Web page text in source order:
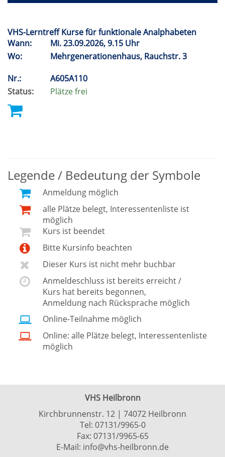
VHS-Lerntreff Kurse für funktionale Analphabeten
Wann:
Mi.23.09.2026, 9.15 Uhr
Wo:
Mehrgenerationenhaus, Rauchstr. 3
Nr.:
A605A110
Status:
Plätze frei
Legende / Bedeutung der Symbole
Anmeldung möglich
alle Plätze belegt, Interessentenliste ist
möglich
Kurs ist beendet
Bitte Kursinfo beachten
Dieser Kurs ist nicht mehr buchbar
Anmeldeschluss ist bereits erreicht /
Kurs hat bereits begonnen,
Anmeldung nach Rücksprache möglich
Online-Teilnahme möglich
Online: alle Plätze belegt, Interessentenliste
möglich
VHS Heilbronn
Kirchbrunnenstr. 12 | 74072 Heilbronn
Tel: 07131/9965-0
Fax: 07131/9965-65
E-Mail: info@vhs-heilbronn.de